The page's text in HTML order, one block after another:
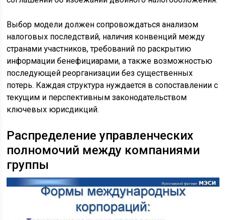
Выбор модели должен сопровождаться анализом
налоговых последствий, наличия конвенций между
странами участников, требований по раскрытию
информации бенефициарами, а также возможностью
последующей реорганизации без существенных
потерь. Каждая структура нуждается в сопоставлении с
текущим и перспективным законодательством
ключевых юрисдикций.
Распределение управленческих
полномочий между компаниями
группы